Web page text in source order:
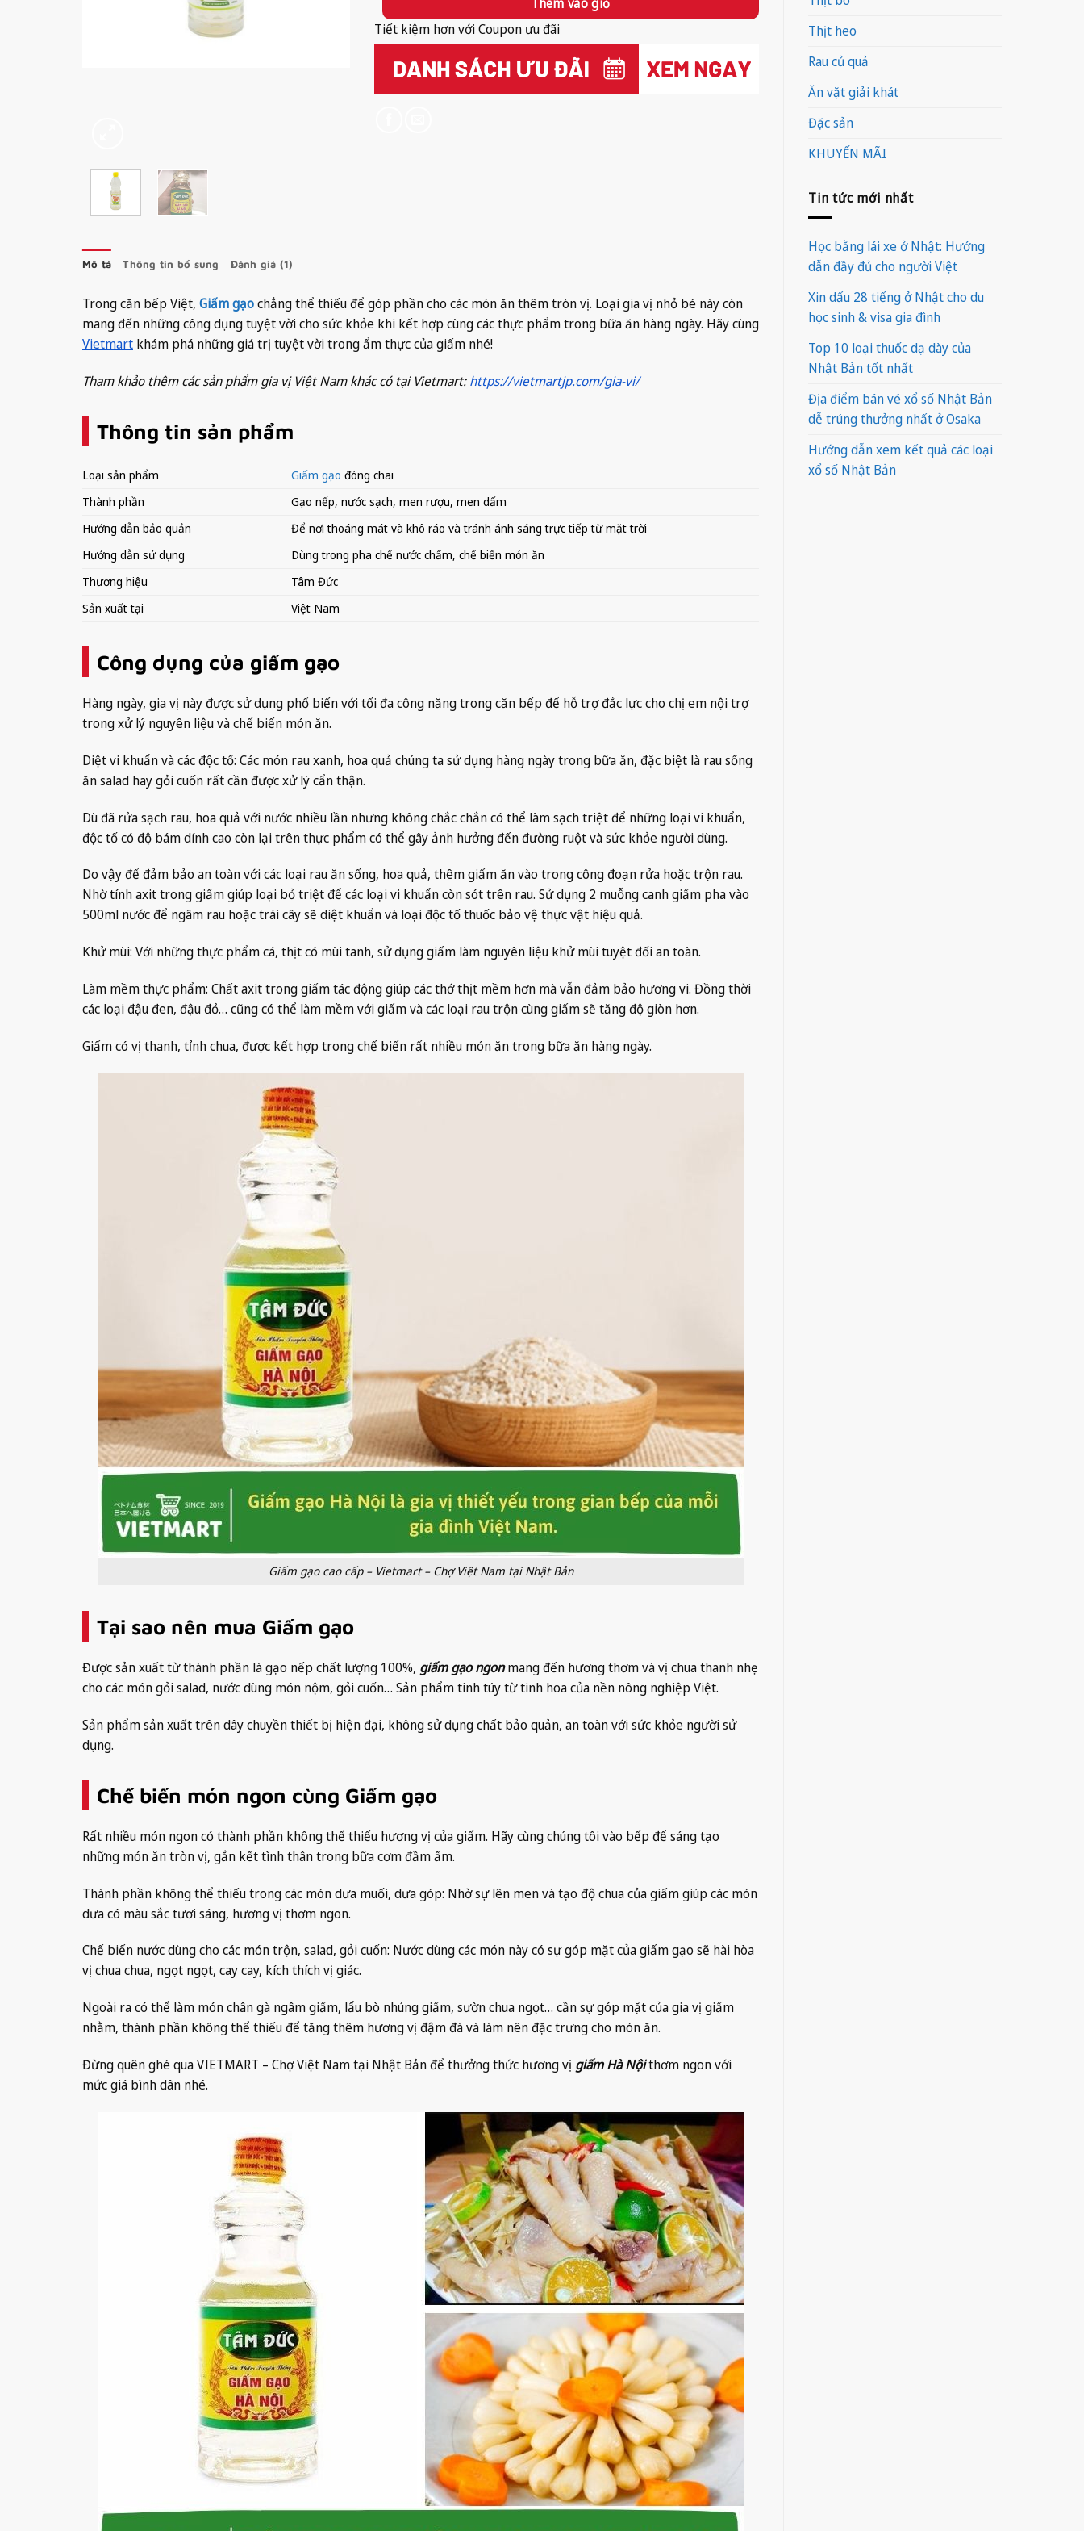
Thịt heo
Rau củ quả
Ăn vặt giải khát
Đặc sản
KHUYẾN MÃI
Tin tức mới nhất
Học bằng lái xe ở Nhật: Hướng
dẫn đầy đủ cho người Việt
Xin dấu 28 tiếng ở Nhật cho du
học sinh & visa gia đình
Top 10 loại thuốc dạ dày của
Nhật Bản tốt nhất
Địa điểm bán vé xổ số Nhật Bản
dễ trúng thưởng nhất ở Osaka
Hướng dẫn xem kết quả các loại
xổ số Nhật Bản
Tiết kiệm hơn với Coupon ưu đãi
Mô tả Thông tin bổ sung Đánh giá (1)
Trong căn bếp Việt, Giấm gạochẳng thể thiếu để góp phần cho các món ăn thêm tròn vị. Loại gia vị nhỏ bé này còn
mang đến những công dụng tuyệt vời cho sức khỏe khi kết hợp cùng các thực phẩm trong bữa ăn hàng ngày. Hãy cùng
Vietmart khám phá những giá trị tuyệt vời trong ẩm thực của giấm nhé!
Tham khảo thêm các sản phẩm gia vị Việt Nam khác có tại Vietmart:https://vietmartjp.com/gia-vi/
Thông tin sản phẩm
Loại sản phẩm Giấm gạo đóng chai
Thành phần
Gạo nếp, nước sạch, men rượu, men dấm
Hướng dẫn bảo quản
Để nơi thoáng mát và khô ráo và tránh ánh sáng trực tiếp từ mặt trời
Hướng dẫn sử dụng
Dùng trong pha chế nước chấm, chế biến món ăn
Thương hiệu
Tâm Đức
Sản xuất tại
Việt Nam
Công dụng của giấm gạo
Hàng ngày, gia vị này được sử dụng phổ biến với tối đa công năng trong căn bếp để hỗ trợ đắc lực cho chị em nội trợ
trong xử lý nguyên liệu và chế biến món ăn.
Diệt vi khuẩn và các độc tố: Các món rau xanh, hoa quả chúng ta sử dụng hàng ngày trong bữa ăn, đặc biệt là rau sống
ăn salad hay gỏi cuốn rất cần được xử lý cẩn thận.
Dù đã rửa sạch rau, hoa quả với nước nhiều lần nhưng không chắc chắn có thể làm sạch triệt để những loại vi khuẩn,
độc tố có độ bám dính cao còn lại trên thực phẩm có thể gây ảnh hưởng đến đường ruột và sức khỏe người dùng.
Do vậy để đảm bảo an toàn với các loại rau ăn sống, hoa quả, thêm giấm ăn vào trong công đoạn rửa hoặc trộn rau.
Nhờ tính axit trong giấm giúp loại bỏ triệt để các loại vi khuẩn còn sót trên rau. Sử dụng 2 muỗng canh giấm pha vào
500ml nước để ngâm rau hoặc trái cây sẽ diệt khuẩn và loại độc tố thuốc bảo vệ thực vật hiệu quả.
Khử mùi: Với những thực phẩm cá, thịt có mùi tanh, sử dụng giấm làm nguyên liệu khử mùi tuyệt đối an toàn.
Làm mềm thực phẩm: Chất axit trong giấm tác động giúp các thớ thịt mềm hơn mà vẫn đảm bảo hương vi. Đồng thời
các loại đậu đen, đậu đỏ… cũng có thể làm mềm với giấm và các loại rau trộn cùng giấm sẽ tăng độ giòn hơn.
Giấm có vị thanh, tỉnh chua, được kết hợp trong chế biến rất nhiều món ăn trong bữa ăn hàng ngày.
Giấm gạo cao cấp – Vietmart – Chợ Việt Nam tại Nhật Bản
Tại sao nên mua Giấm gạo
Được sản xuất từ thành phần là gạo nếp chất lượng 100%, giấm gạo ngonmang đến hương thơm và vị chua thanh nhẹ
cho các món gỏi salad, nước dùng món nộm, gỏi cuốn… Sản phẩm tinh túy từ tinh hoa của nền nông nghiệp Việt.
Sản phẩm sản xuất trên dây chuyền thiết bị hiện đại, không sử dụng chất bảo quản, an toàn với sức khỏe người sử
dụng.
Chế biến món ngon cùng Giấm gạo
Rất nhiều món ngon có thành phần không thể thiếu hương vị của giấm. Hãy cùng chúng tôi vào bếp để sáng tạo
những món ăn tròn vị, gắn kết tình thân trong bữa cơm đầm ấm.
Thành phần không thể thiếu trong các món dưa muối, dưa góp: Nhờ sự lên men và tạo độ chua của giấm giúp các món
dưa có màu sắc tươi sáng, hương vị thơm ngon.
Chế biến nước dùng cho các món trộn, salad, gỏi cuốn: Nước dùng các món này có sự góp mặt của giấm gạo sẽ hài hòa
vị chua chua, ngọt ngọt, cay cay, kích thích vị giác.
Ngoài ra có thể làm món chân gà ngâm giấm, lẩu bò nhúng giấm, sườn chua ngọt… cần sự góp mặt của gia vị giấm
nhằm, thành phần không thể thiếu để tăng thêm hương vị đậm đà và làm nên đặc trưng cho món ăn.
Đừng quên ghé qua VIETMART – Chợ Việt Nam tại Nhật Bản để thưởng thức hương vị giấm Hà Nộithơm ngon với
mức giá bình dân nhé.